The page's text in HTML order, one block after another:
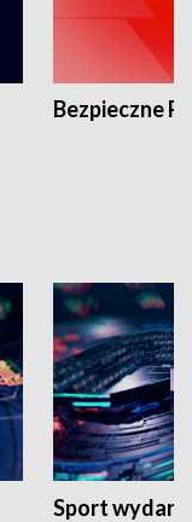
Bezpieczne
Sport